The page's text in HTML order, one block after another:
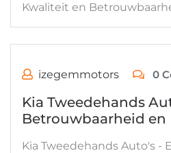
Kwaliteit en
izegemmotors 0
Kia Tweedehands
Betrouwbaarheid en
Kia Tweedehands Auto's -